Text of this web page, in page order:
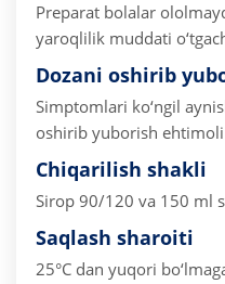
Preparat bolalar
yaroqlilik muddati
Dozani oshirib
Simptomlari ko‘ngil
oshirib yuborish
Chiqarilish shakli
Sirop 90/120 va 150 ml
Saqlash sharoiti
25°C dan yuqori